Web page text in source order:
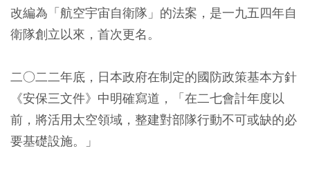
改編為「航空宇宙自衛隊」的法案，是一九五四年自
衛隊創立以來，首次更名。
二○二二年底，日本政府在制定的國防政策基本方針
《安保三文件》中明確寫道，「在二七會計年度以
前，將活用太空領域，整建對部隊行動不可或缺的必
要基礎設施。」